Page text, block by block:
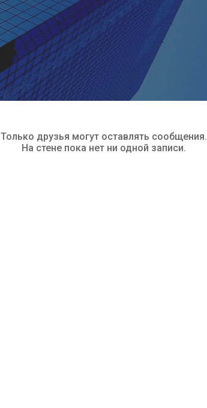
Только друзья могут оставлять сообщения.
На стене пока нет ни одной записи.